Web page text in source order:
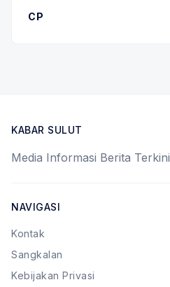
CP
KABAR SULUT
Media Informasi Berita Terkini
NAVIGASI
Kontak
Sangkalan
Kebijakan Privasi